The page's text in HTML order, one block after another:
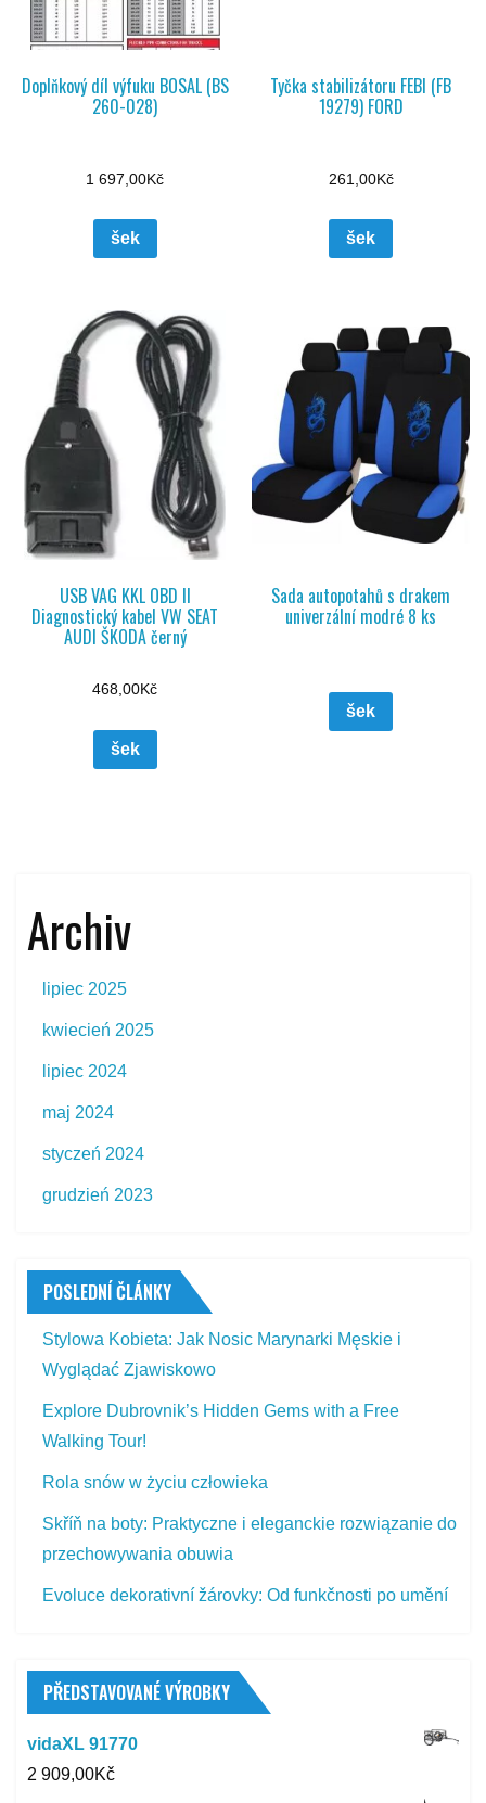
Doplňkový díl výfuku BOSAL (BS
260-028)
1 697,00Kč
šek
Tyčka stabilizátoru FEBI (FB
19279) FORD
261,00Kč
šek
USB VAG KKL OBD II
Diagnostický kabel VW SEAT
AUDI ŠKODA černý
468,00Kč
šek
Sada autopotahů s drakem
univerzální modré 8 ks
šek
Archiv
lipiec 2025
kwiecień 2025
lipiec 2024
maj 2024
styczeń 2024
grudzień 2023
POSLEDNÍ ČLÁNKY
Stylowa Kobieta: Jak Nosic Marynarki Męskie i
Wyglądać Zjawiskowo
Explore Dubrovnik’s Hidden Gems with a Free
Walking Tour!
Rola snów w życiu człowieka
Skříň na boty: Praktyczne i eleganckie rozwiązanie do
przechowywania obuwia
Evoluce dekorativní žárovky: Od funkčnosti po umění
PŘEDSTAVOVANÉ VÝROBKY
vidaXL 91770
2 909,00Kč